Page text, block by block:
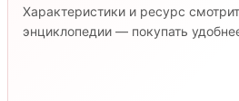
Характеристики и ресурс
энциклопедии — покупать